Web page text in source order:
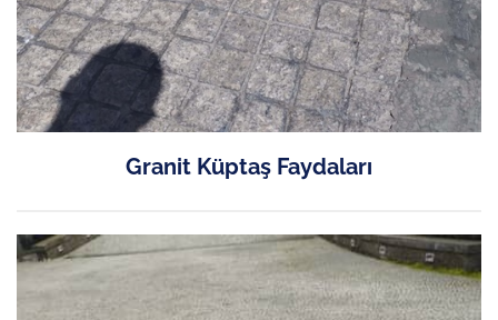
Granit Küptaş Faydaları